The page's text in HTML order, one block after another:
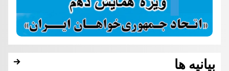
بیانیه ها